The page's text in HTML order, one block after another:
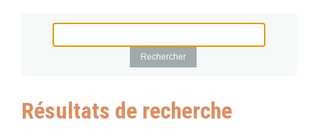
Résultats de recherche